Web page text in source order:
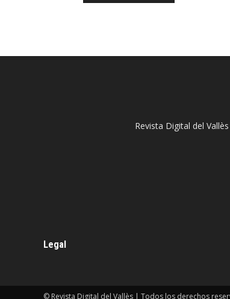
Revista Digital del
Legal
© Revista Digital del Vallès | Todos los derechos